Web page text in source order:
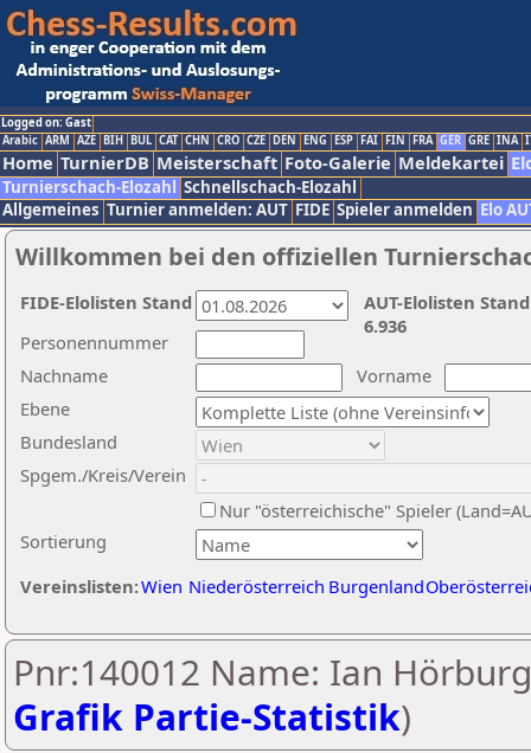
Logged on: Gast
Arabic ARM AZE BIH BUL CAT CHN CRO CZE DEN ENG ESP FAI FIN FRA GER GRE INA
Home TurnierDB Meisterschaft Foto-Galerie Meldekartei
Turnierschach-Elozahl Schnellschach-Elozahl
Allgemeines Turnier anmelden: AUT FIDE Spieler anmelden Elo
Willkommen bei den offiziellen
Nachname
Vorname
Ebene
Sortierung
Personennummer
Bundesland
Spgem./Kreis/Verein
Nur "österreichische" Spieler
Vereinslisten:Wien Niederösterreich Burgenland
AUT-Elolisten
6.936
FIDE-Elolisten Stand
Pnr:140012 Name: Ian
Grafik Partie-Statistik)